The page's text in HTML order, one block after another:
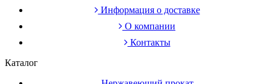
Информация о доставке
О компании
Контакты
Каталог